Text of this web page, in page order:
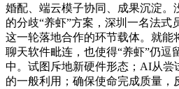
婚配、端云模子协同、成果沉淀。
的分歧“养虾”方案，深圳一名法式
这一轮落地合作的环节载体。就能
聊天软件毗连，也使得“养虾”仍逗
中。试图斥地新硬件形态；AI从尝
的一般利用；确保使命完成质量，